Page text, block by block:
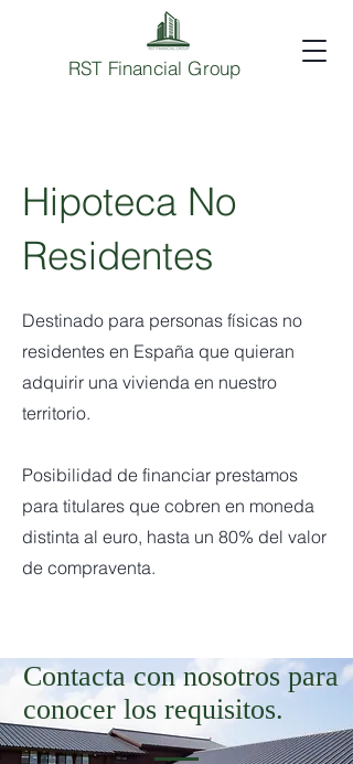
RST Financial Group
Hipoteca No
Residentes
Destinado para personas físicas no
residentes en España que quieran
adquirir una vivienda en nuestro
territorio.
Posibilidad de financiar prestamos
para titulares que cobren en moneda
distinta al euro, hasta un 80% del valor
de compraventa.
Contacta con nosotros para
conocer los requisitos.